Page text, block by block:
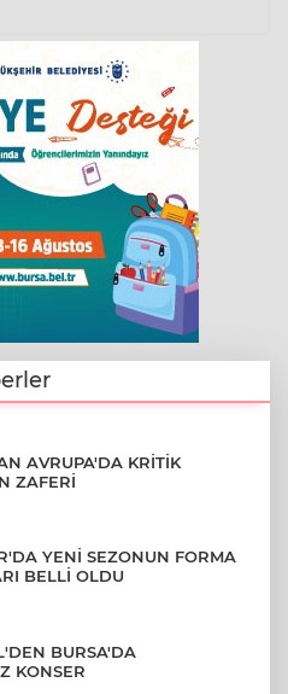
AVRUPA'DA KRİTİK
ZAFERİ
YENİ SEZONUN FORMA
BELLİ OLDU
BURSA'DA
KONSER